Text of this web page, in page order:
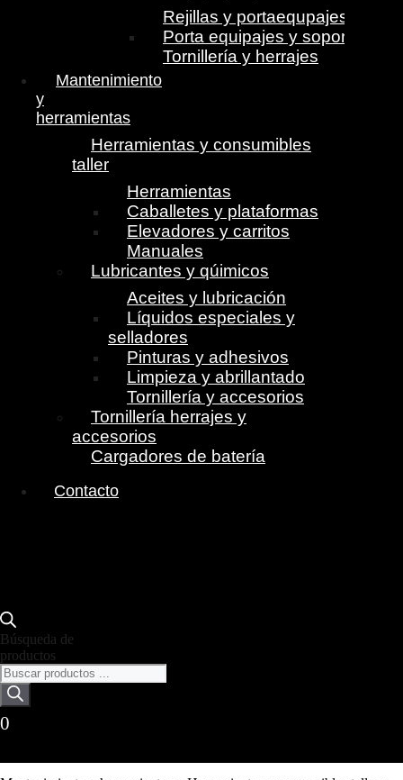
Rejillas y portaequpajes
Porta equipajes y soportes
Tornillería y herrajes
Mantenimiento
y
herramientas
Herramientas y consumibles
taller
Herramientas
Caballetes y plataformas
Elevadores y carritos
Manuales
Lubricantes y qúimicos
Aceites y lubricación
Líquidos especiales y
selladores
Pinturas y adhesivos
Limpieza y abrillantado
Tornillería y accesorios
Tornillería herrajes y
accesorios
Cargadores de batería
Contacto
Búsqueda de
productos
0